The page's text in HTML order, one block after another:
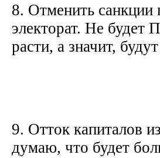
8. Отменить санкции
электорат. Не будет
расти, а значит,
9. Отток капиталов
думаю, что будет